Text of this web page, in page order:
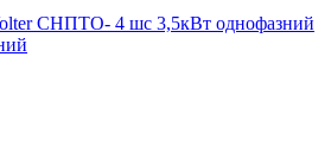
СНПТО- 4 шс 3,5кВт однофазний